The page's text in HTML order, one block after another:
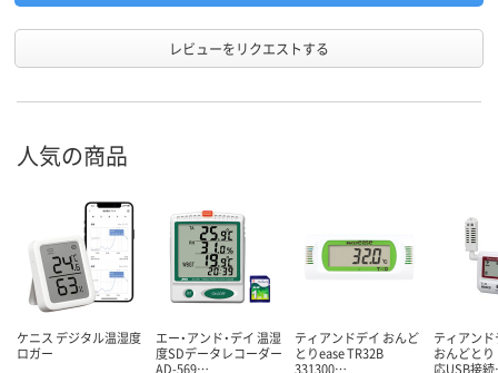
レビューをリクエストする
人気の商品
ケニス デジタル温湿度
ロガー
エー・アンド・デイ 温湿
度SDデータレコーダー
AD-569…
ティアンドデイ おんど
とりease TR32B
331300…
ティアンド
おんどと
応USB接